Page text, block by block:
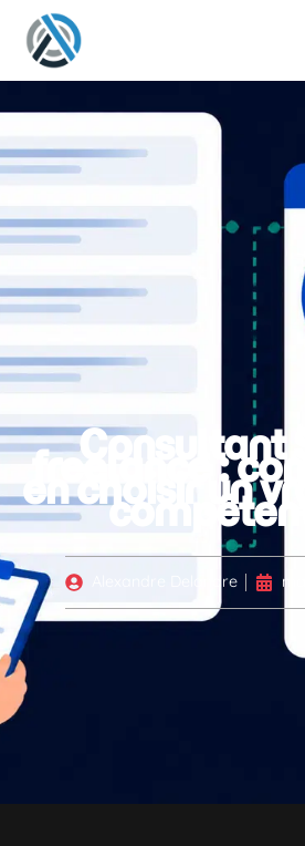
Consultant
freelance :
en choisir un
Alexandre Delandre